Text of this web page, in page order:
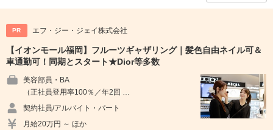
PR エフ・ジー・ジェイ株式会社
【イオンモール福岡】フルーツギャザリング｜髪色自由ネイル可＆
車通勤可！同期とスタート★Dior等多数
美容部員・BA
（正社員登用率100％／年2回 …
契約社員/アルバイト・パート
月給20万円 ～ ほか